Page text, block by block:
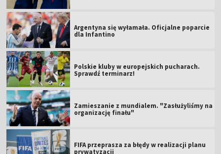
Argentyna się wyłamała. Oficjalne poparcie
dla Infantino
Polskie kluby w europejskich pucharach.
Sprawdź terminarz!
Zamieszanie z mundialem. "Zasłużyliśmy na
organizację finału"
FIFA przeprasza za błędy w realizacji planu
prywatyzacji